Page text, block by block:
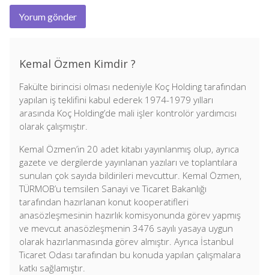
Kemal Özmen Kimdir ?
Fakülte birincisi olması nedeniyle Koç Holding tarafından
yapılan iş teklifini kabul ederek 1974-1979 yılları
arasında Koç Holding’de mali işler kontrolör yardımcısı
olarak çalışmıştır.
Kemal Özmen’in 20 adet kitabı yayınlanmış olup, ayrıca
gazete ve dergilerde yayınlanan yazıları ve toplantılara
sunulan çok sayıda bildirileri mevcuttur. Kemal Özmen,
TÜRMOB’u temsilen Sanayi ve Ticaret Bakanlığı
tarafından hazırlanan konut kooperatifleri
anasözleşmesinin hazırlık komisyonunda görev yapmış
ve mevcut anasözleşmenin 3476 sayılı yasaya uygun
olarak hazırlanmasında görev almıştır. Ayrıca İstanbul
Ticaret Odası tarafından bu konuda yapılan çalışmalara
katkı sağlamıştır.